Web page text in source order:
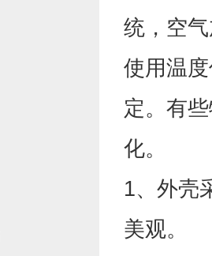
统，空
使用温
定。有
化。
1、外壳
美观。